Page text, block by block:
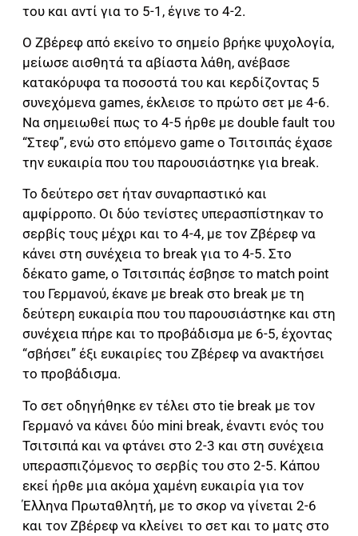
του και αντί για το 5-1, έγινε το 4-2.
Ο Ζβέρεφ από εκείνο το σημείο βρήκε ψυχολογία,
μείωσε αισθητά τα αβίαστα λάθη, ανέβασε
κατακόρυφα τα ποσοστά του και κερδίζοντας 5
συνεχόμενα games, έκλεισε το πρώτο σετ με 4-6.
Να σημειωθεί πως το 4-5 ήρθε με double fault του
“Στεφ”, ενώ στο επόμενο game ο Τσιτσιπάς έχασε
την ευκαιρία που του παρουσιάστηκε για break.
Το δεύτερο σετ ήταν συναρπαστικό και
αμφίρροπο. Οι δύο τενίστες υπερασπίστηκαν το
σερβίς τους μέχρι και το 4-4, με τον Ζβέρεφ να
κάνει στη συνέχεια το break για το 4-5. Στο
δέκατο game, ο Τσιτσιπάς έσβησε το match point
του Γερμανού, έκανε με break στο break με τη
δεύτερη ευκαιρία που του παρουσιάστηκε και στη
συνέχεια πήρε και το προβάδισμα με 6-5, έχοντας
“σβήσει” έξι ευκαιρίες του Ζβέρεφ να ανακτήσει
το προβάδισμα.
Το σετ οδηγήθηκε εν τέλει στο tie break με τον
Γερμανό να κάνει δύο mini break, έναντι ενός του
Τσιτσιπά και να φτάνει στο 2-3 και στη συνέχεια
υπερασπιζόμενος το σερβίς του στο 2-5. Kάπου
εκεί ήρθε μια ακόμα χαμένη ευκαιρία για τον
Έλληνα Πρωταθλητή, με το σκορ να γίνεται 2-6
και τον Ζβέρεφ να κλείνει το σετ και το ματς στο